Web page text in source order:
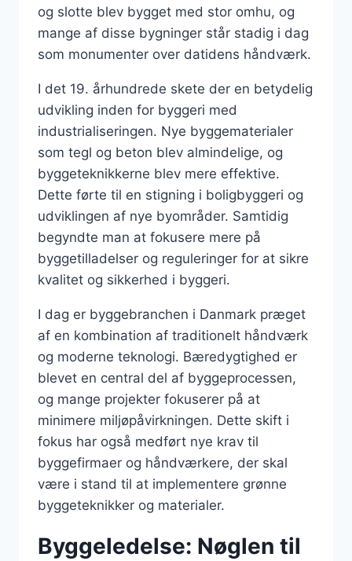
og slotte blev bygget med stor omhu, og
mange af disse bygninger står stadig i dag
som monumenter over datidens håndværk.
I det 19. århundrede skete der en betydelig
udvikling inden for byggeri med
industrialiseringen. Nye byggematerialer
som tegl og beton blev almindelige, og
byggeteknikkerne blev mere effektive.
Dette førte til en stigning i boligbyggeri og
udviklingen af nye byområder. Samtidig
begyndte man at fokusere mere på
byggetilladelser og reguleringer for at sikre
kvalitet og sikkerhed i byggeri.
I dag er byggebranchen i Danmark præget
af en kombination af traditionelt håndværk
og moderne teknologi. Bæredygtighed er
blevet en central del af byggeprocessen,
og mange projekter fokuserer på at
minimere miljøpåvirkningen. Dette skift i
fokus har også medført nye krav til
byggefirmaer og håndværkere, der skal
være i stand til at implementere grønne
byggeteknikker og materialer.
Byggeledelse: Nøglen til